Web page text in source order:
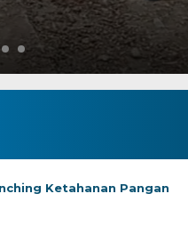
Ketahanan Pangan